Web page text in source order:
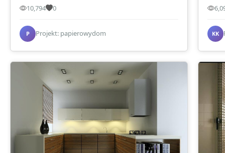
10,794 0
P Projekt: papierowydom KK